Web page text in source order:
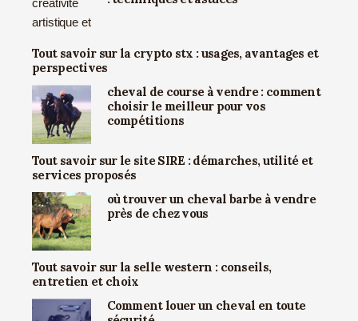
Tout savoir sur la crypto stx : usages, avantages et
perspectives
cheval de course à vendre : comment
choisir le meilleur pour vos
compétitions
Tout savoir sur le site SIRE : démarches, utilité et
services proposés
où trouver un cheval barbe à vendre
près de chez vous
Tout savoir sur la selle western : conseils,
entretien et choix
Comment louer un cheval en toute